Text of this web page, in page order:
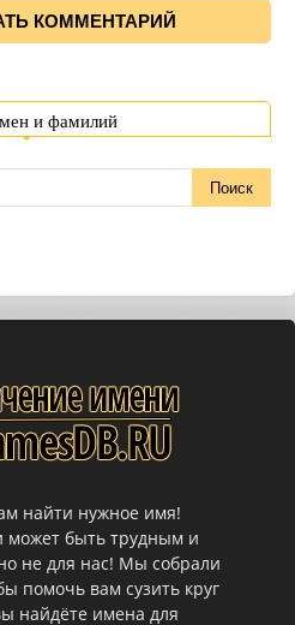
и фамилий
найти нужное имя!
может быть трудным и
не для нас! Мы собрали
помочь вам сузить круг
найдёте имена для